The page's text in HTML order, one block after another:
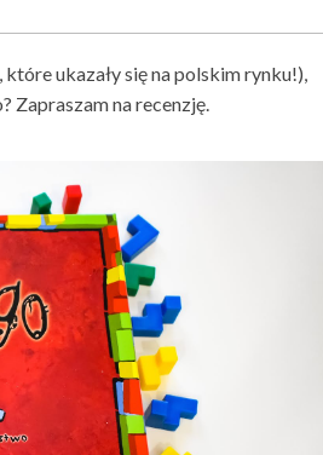
ukazały się na polskim rynku!),
Zapraszam na recenzję.